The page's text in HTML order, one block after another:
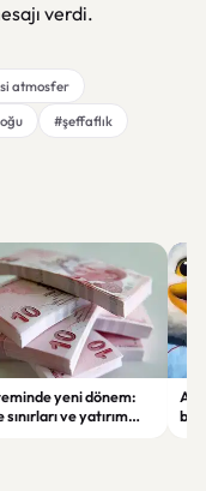
verdi.
atmosfer
#şeffaflık
yeni dönem:
ve yatırım